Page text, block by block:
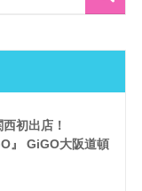
初出店！
』 GiGO大阪道頓